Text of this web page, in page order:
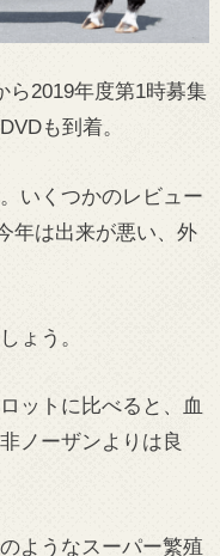
ら2019年度第1時募集
も到着。
いくつかのレビュー
年は出来が悪い、外
ょう。
ットに比べると、血
ノーザンよりは良
のようなスーパー繁殖